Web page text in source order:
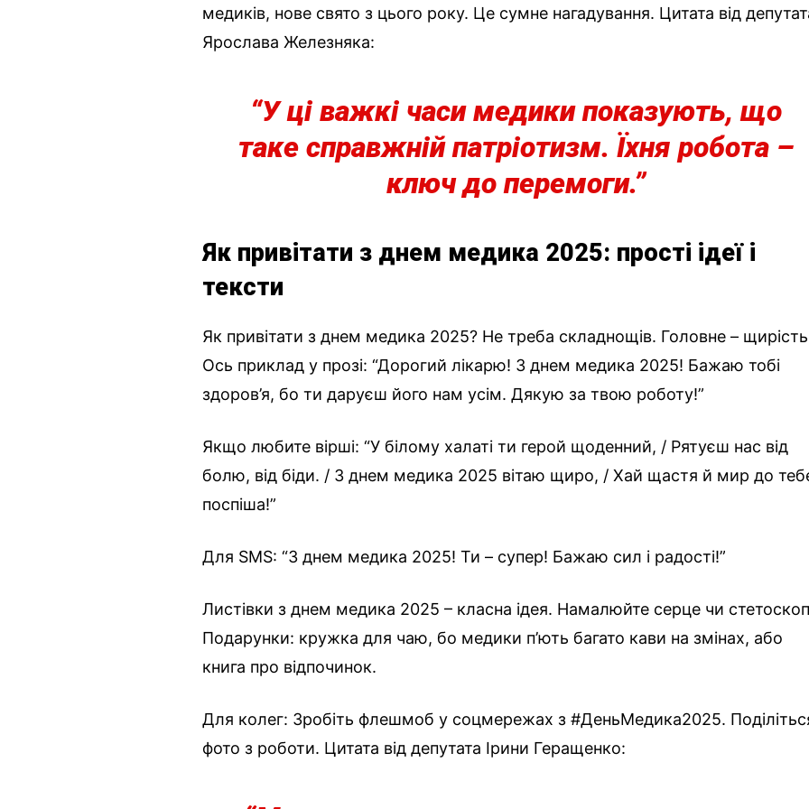
медиків, нове свято з цього року. Це сумне нагадування. Цитата від
Ярослава Железняка:
“У ці важкі часи медики показують, що
таке справжній патріотизм. Їхня робота –
ключ до перемоги.”
Як привітати з днем медика 2025: прості ідеї і
тексти
Як привітати з днем медика 2025? Не треба складнощів. Головне –
Ось приклад у прозі: “Дорогий лікарю! З днем медика 2025! Бажаю тобі
здоров’я, бо ти даруєш його нам усім. Дякую за твою роботу!”
Якщо любите вірші: “У білому халаті ти герой щоденний, / Рятуєш нас від
болю, від біди. / З днем медика 2025 вітаю щиро, / Хай щастя й мир до
поспіша!”
Для SMS: “З днем медика 2025! Ти – супер! Бажаю сил і радості!”
Листівки з днем медика 2025 – класна ідея. Намалюйте серце чи
Подарунки: кружка для чаю, бо медики п’ють багато кави на змінах, або
книга про відпочинок.
Для колег: Зробіть флешмоб у соцмережах з #ДеньМедика2025.
фото з роботи. Цитата від депутата Ірини Геращенко: